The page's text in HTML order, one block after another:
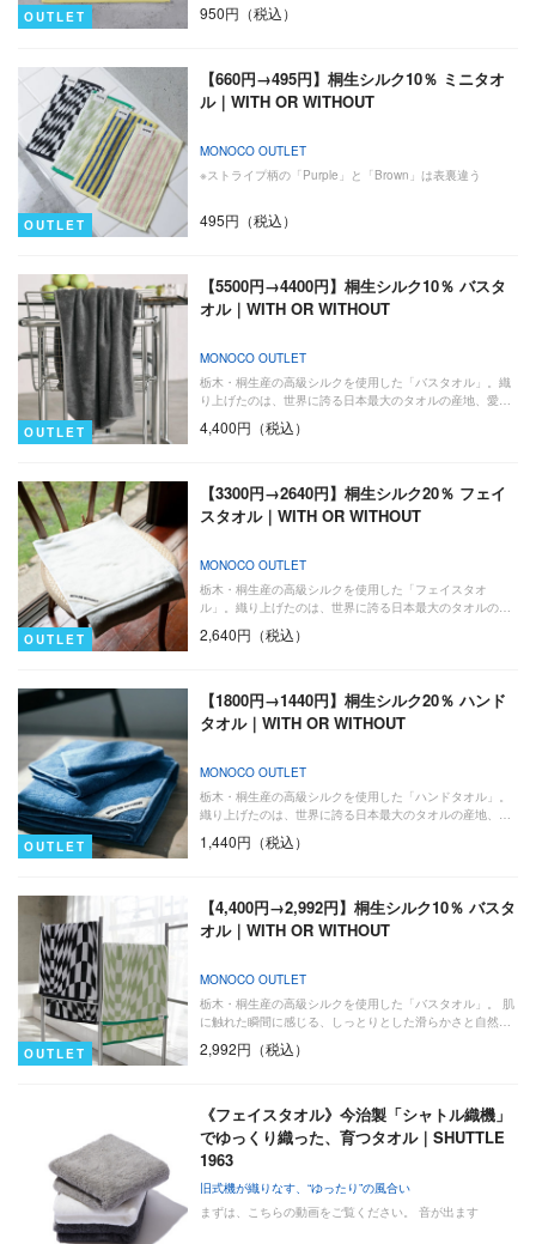
OUTLET 950円（税込）
OUTLET
【660円→495円】桐生シルク10％ ミニタオ
ル｜WITH OR WITHOUT
MONOCO OUTLET
※ストライプ柄の「Purple」と「Brown」は表裏違う
495円（税込）
OUTLET
【5500円→4400円】桐生シルク10％ バスタ
オル｜WITH OR WITHOUT
MONOCO OUTLET
栃木・桐生産の高級シルクを使用した「バスタオル」。織
り上げたのは、世界に誇る日本最大のタオルの産地、愛…
4,400円（税込）
OUTLET
【3300円→2640円】桐生シルク20％ フェイ
スタオル｜WITH OR WITHOUT
MONOCO OUTLET
栃木・桐生産の高級シルクを使用した「フェイスタオ
ル」。織り上げたのは、世界に誇る日本最大のタオルの…
2,640円（税込）
OUTLET
【1800円→1440円】桐生シルク20％ ハンド
タオル｜WITH OR WITHOUT
MONOCO OUTLET
栃木・桐生産の高級シルクを使用した「ハンドタオル」。
織り上げたのは、世界に誇る日本最大のタオルの産地、…
1,440円（税込）
OUTLET
【4,400円→2,992円】桐生シルク10％ バスタ
オル｜WITH OR WITHOUT
MONOCO OUTLET
栃木・桐生産の高級シルクを使用した「バスタオル」。 肌
に触れた瞬間に感じる、しっとりとした滑らかさと自然…
2,992円（税込）
《フェイスタオル》今治製「シャトル織機」
でゆっくり織った、育つタオル｜SHUTTLE
1963
旧式機が織りなす、“ゆったり”の風合い
まずは、こちらの動画をご覧ください。 音が出ます